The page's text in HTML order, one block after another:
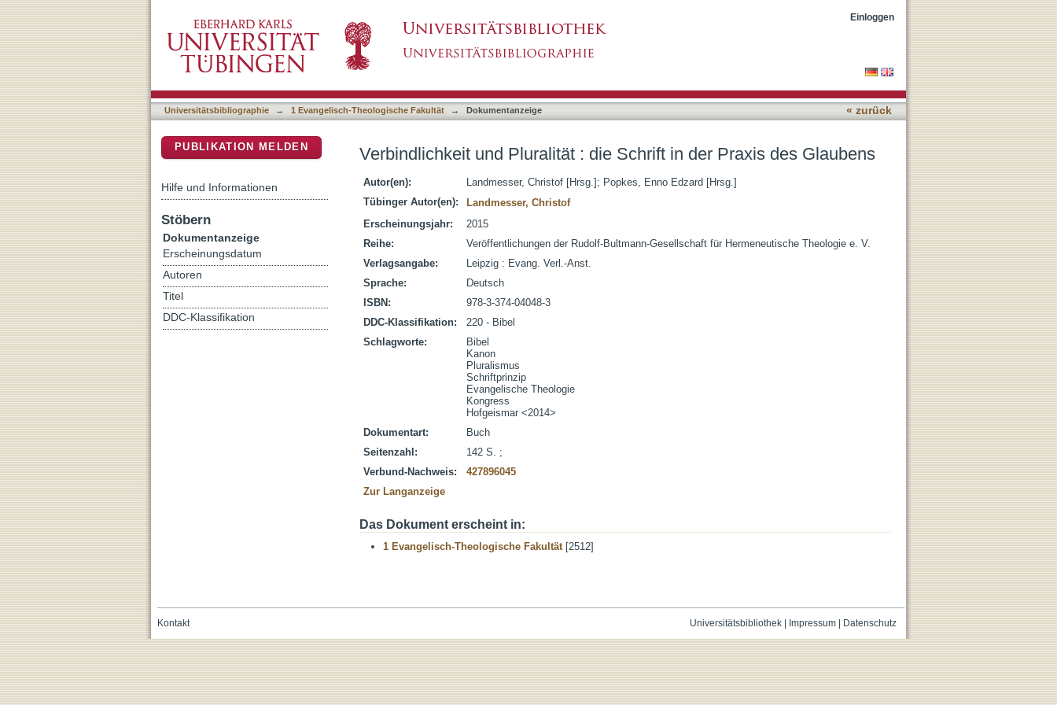
Einloggen
Universitätsbibliographie → 1 Evangelisch-Theologische Fakultät → Dokumentanzeige « zurück
Verbindlichkeit und Pluralität : die Schrift in der Praxis des Glaubens
Autor(en): Landmesser, Christof [Hrsg.] ; Popkes, Enno Edzard [Hrsg.]
Tübinger Autor(en):
Landmesser, Christof
Erscheinungsjahr:
2015
Reihe:
Veröffentlichungen der Rudolf-Bultmann-Gesellschaft für Hermeneutische Theologie e. V.
Verlagsangabe:
Leipzig : Evang. Verl.-Anst.
Sprache:
Deutsch
ISBN:
978-3-374-04048-3
DDC-Klassifikation:
220 - Bibel
Schlagworte:
Bibel
Kanon
Pluralismus
Schriftprinzip
Evangelische Theologie
Kongress
Hofgeismar <2014>
Dokumentart:
Buch
Seitenzahl:
142 S. ;
Verbund-Nachweis:
427896045
Zur Langanzeige
Das Dokument erscheint in:
1 Evangelisch-Theologische Fakultät[2512]
PUBLIKATION MELDEN
Hilfe und Informationen
Stöbern
Dokumentanzeige
Erscheinungsdatum
Autoren
Titel
DDC-Klassifikation
Universitätsbibliothek| Impressum| Datenschutz
Kontakt